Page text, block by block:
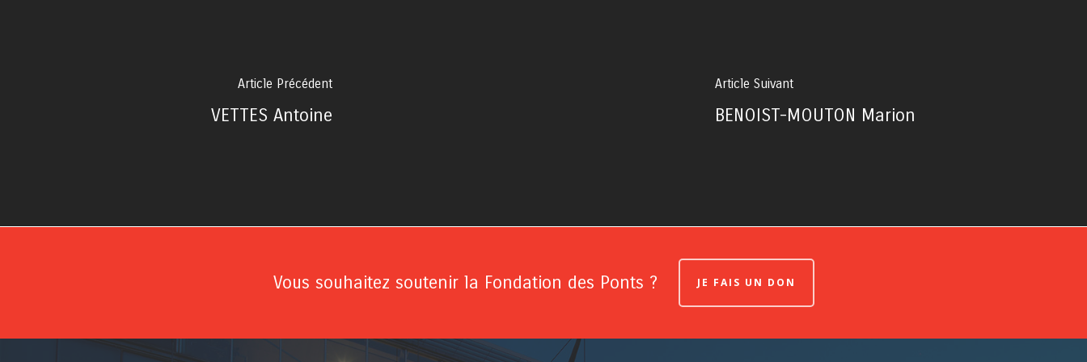
Article Précédent
VETTES Antoine
Article Suivant
BENOIST-MOUTON Marion
Vous souhaitez soutenir la Fondation des Ponts ? JE FAIS UN DON